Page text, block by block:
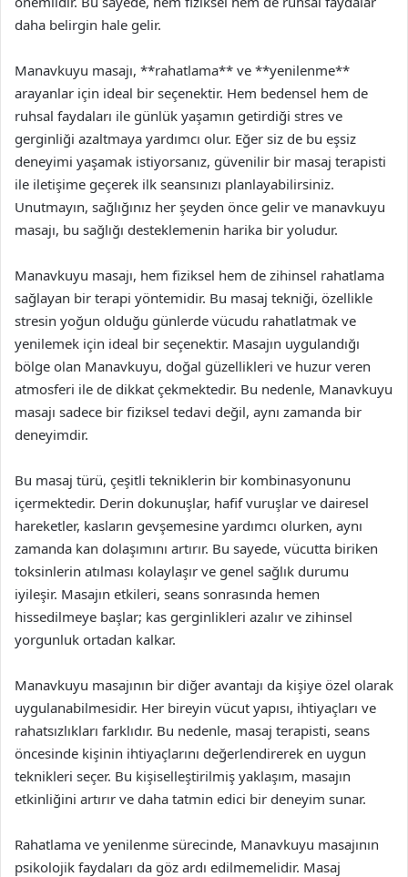
daha belirgin hale gelir.
Manavkuyu masajı, **rahatlama** ve **yenilenme**
arayanlar için ideal bir seçenektir. Hem bedensel hem de
ruhsal faydaları ile günlük yaşamın getirdiği stres ve
gerginliği azaltmaya yardımcı olur. Eğer siz de bu eşsiz
deneyimi yaşamak istiyorsanız, güvenilir bir masaj terapisti
ile iletişime geçerek ilk seansınızı planlayabilirsiniz.
Unutmayın, sağlığınız her şeyden önce gelir ve manavkuyu
masajı, bu sağlığı desteklemenin harika bir yoludur.
Manavkuyu masajı, hem fiziksel hem de zihinsel rahatlama
sağlayan bir terapi yöntemidir. Bu masaj tekniği, özellikle
stresin yoğun olduğu günlerde vücudu rahatlatmak ve
yenilemek için ideal bir seçenektir. Masajın uygulandığı
bölge olan Manavkuyu, doğal güzellikleri ve huzur veren
atmosferi ile de dikkat çekmektedir. Bu nedenle, Manavkuyu
masajı sadece bir fiziksel tedavi değil, aynı zamanda bir
deneyimdir.
Bu masaj türü, çeşitli tekniklerin bir kombinasyonunu
içermektedir. Derin dokunuşlar, hafif vuruşlar ve dairesel
hareketler, kasların gevşemesine yardımcı olurken, aynı
zamanda kan dolaşımını artırır. Bu sayede, vücutta biriken
toksinlerin atılması kolaylaşır ve genel sağlık durumu
iyileşir. Masajın etkileri, seans sonrasında hemen
hissedilmeye başlar; kas gerginlikleri azalır ve zihinsel
yorgunluk ortadan kalkar.
Manavkuyu masajının bir diğer avantajı da kişiye özel olarak
uygulanabilmesidir. Her bireyin vücut yapısı, ihtiyaçları ve
rahatsızlıkları farklıdır. Bu nedenle, masaj terapisti, seans
öncesinde kişinin ihtiyaçlarını değerlendirerek en uygun
teknikleri seçer. Bu kişiselleştirilmiş yaklaşım, masajın
etkinliğini artırır ve daha tatmin edici bir deneyim sunar.
Rahatlama ve yenilenme sürecinde, Manavkuyu masajının
psikolojik faydaları da göz ardı edilmemelidir. Masaj